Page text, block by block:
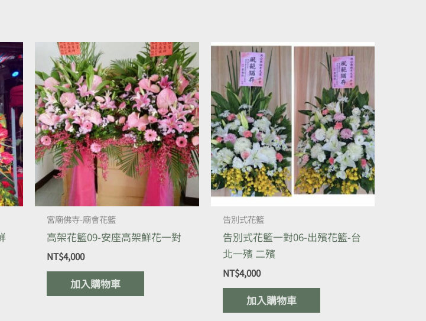
宮廟佛寺-廟會花籃
高架花籃09-安座高架鮮花一對
NT$4,000
加入購物車
告別式花籃
告別式花籃一對06-出殯花籃-台
北一殯 二殯
NT$4,000
加入購物車